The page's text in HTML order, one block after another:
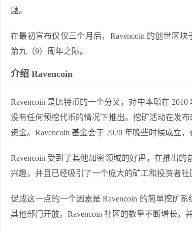
题。
在最初宣布仅仅三个月后，Ravencoin 的创世区
第九（9）周年之际。
介绍 Ravencoin
Ravencoin 是比特币的一个分叉，对中本聪在 2010
没有任何预挖代币的情况下推出。挖矿活动在发
资金。Ravencoin 基金会于 2020 年晚些时候成立
Ravencoin 受到了其他加密领域的好评，在推出
兴趣，并且已经吸引了一个庞大的矿工和投资者
促成这一点的一个因素是 Ravencoin 的简单挖矿
其他部门开放。Ravencoin 社区的数量不断增长，